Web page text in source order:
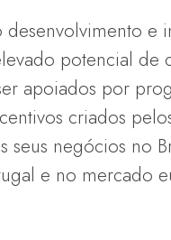
e
potencial de
apoiados por
criados
seus negócios no
e no mercado